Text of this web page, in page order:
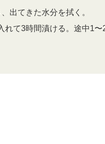
出てきた水分を拭く。
れて3時間漬ける。途中1